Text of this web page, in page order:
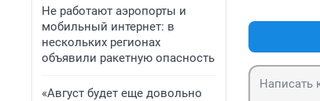
Не работают аэропорты и
мобильный интернет: в
нескольких регионах
объявили ракетную опасность
«Август будет еще довольно